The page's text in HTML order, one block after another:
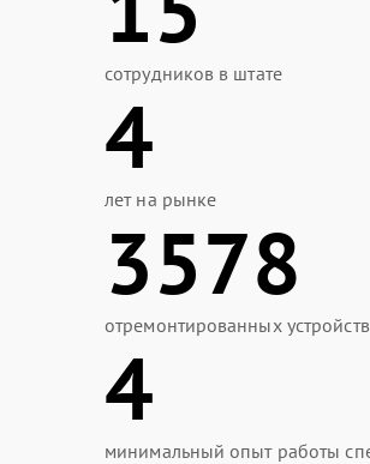
сотрудников в штате
4
лет на рынке
3578
отремонтированных устройств
4
минимальный опыт работы